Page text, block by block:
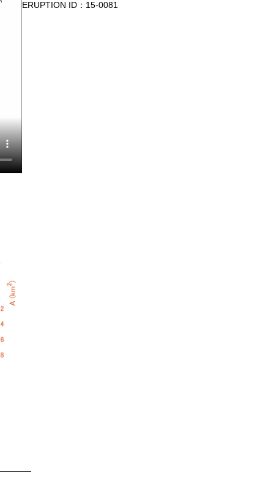
ERUPTION ID：15-0081